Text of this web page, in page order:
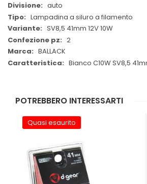
auto
Lampadina a siluro a filamento
SV8,5 41mm 12V 10W
2
BALLACK
Bianco C10W SV8,5
POTREBBERO INTERESSARTI
Quasi esaurito